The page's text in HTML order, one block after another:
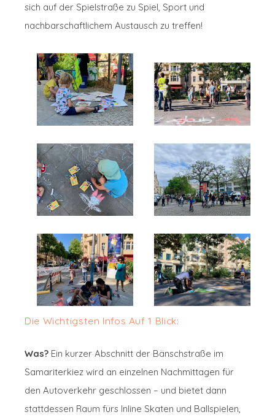
sich auf der Spielstraße zu Spiel, Sport und
nachbarschaftlichem Austausch zu treffen!
Die Wichtigsten Infos Auf 1 Blick:
Was? Ein kurzer Abschnitt der Bänschstraße im
Samariterkiez wird an einzelnen Nachmittagen für
den Autoverkehr geschlossen – und bietet dann
stattdessen Raum fürs Inline Skaten und Ballspielen,